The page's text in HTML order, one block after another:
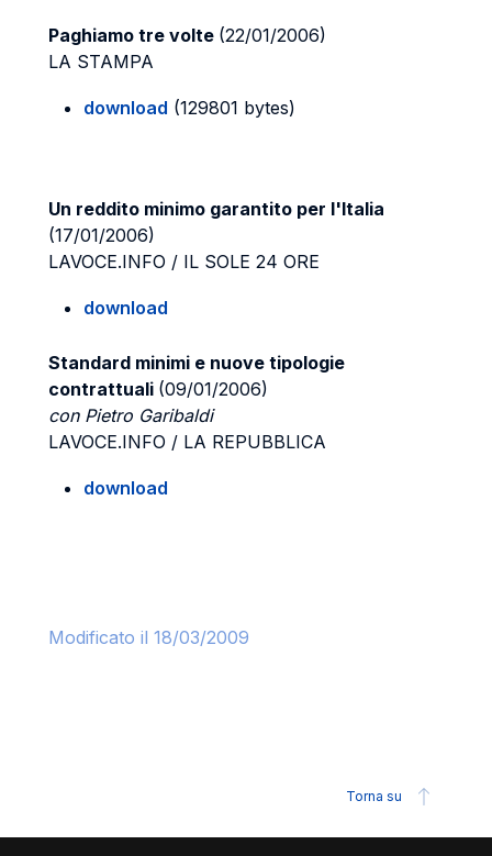
Paghiamo tre volte (22/01/2006)
LA STAMPA
download (129801 bytes)
Un reddito minimo garantito per l'Italia
(17/01/2006)
LAVOCE.INFO / IL SOLE 24 ORE
download
Standard minimi e nuove tipologie
contrattuali (09/01/2006)
con Pietro Garibaldi
LAVOCE.INFO / LA REPUBBLICA
download
Modificato il 18/03/2009
Torna su